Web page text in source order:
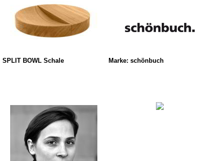
SPLIT BOWL Schale Marke: schönbuch